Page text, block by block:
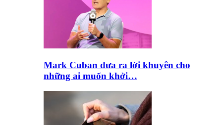
Mark Cuban đưa ra lời khuyên cho
những ai muốn khởi…